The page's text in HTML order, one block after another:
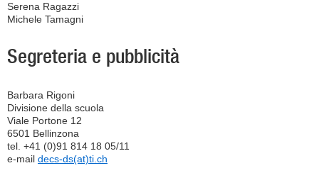
Serena Ragazzi
Michele Tamagni
Segreteria e pubblicità
Barbara Rigoni
Divisione della scuola
Viale Portone 12
6501 Bellinzona
tel. +41 (0)91 814 18 05/11
e-mail decs-ds(at)ti.ch